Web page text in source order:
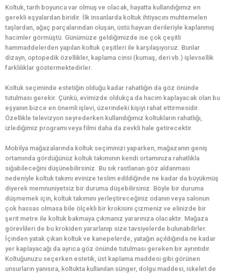
Koltuk, tarih boyunca var olmuş ve olacak, hayatta kullandığımız en
gerekli eşyalardan biridir. İlk insanlarda koltuk ihtiyacını muhtemelen
taşlardan, ağaç parçalarından oluşan, üstü hayvan derileriyle kaplanmış
hacimler görmüştü. Günümüze geldiğimizde ise çok çeşitli
hammaddelerden yapılan koltuk çeşitleri ile karşılaşıyoruz. Bunlar
dizayn, optopedik özellikler, kaplama cinsi (kumaş, deri vb.) işlevsellik
farklılıklar göstermektedirler.
Koltuk seçiminde estetiğin olduğu kadar rahatlığın da göz önünde
tutulması gerekir. Çünkü, evimizde oldukça da hacim kaplayacak olan bu
eşyanın bizce en önemli işlevi, üzerindeki kişiyi rahat ettirmesidir.
Özellikle televizyon seyrederken kullandığımız koltukların rahatlığı,
izlediğimiz programı veya filmi daha da zevkli hale getirecektir.
Mobilya mağazalarında koltuk seçiminizi yaparken, mağazanın geniş
ortamında gördüğünüz koltuk takımının kendi ortamınıza rahatlıkla
sığabileceğini düşünebilirsiniz. Bu sık rastlanan göz aldanması
nedeniyle koltuk takımı evinize teslim edildiğinde ne kadar da büyükmüş
diyerek memnuniyetsiz bir duruma düşebilirsiniz. Böyle bir duruma
düşmemek için, koltuk takımını yerleştireceğiniz odanın veya salonun
çok hassas olmasa bile ölçekli bir krokisini çizmeniz ve elinizde bir
şerit metre ile koltuk bakmaya çıkmanız yararınıza olacaktır. Mağaza
görevlileri de bu krokiden yararlanıp size tavsiyelerde bulunabilirler.
İçinden yatak çıkan koltuk ve kanepelerde, yatağın açıldığında ne kadar
yer kaplayacağı da ayrıca göz önünde tutulması gereken bir ayrıntıdır.
Koltuğunuzu seçerken estetik, üst kaplama maddesi gibi görünen
unsurların yanısıra, koltukta kullanılan sünger, dolgu maddesi, iskelet de